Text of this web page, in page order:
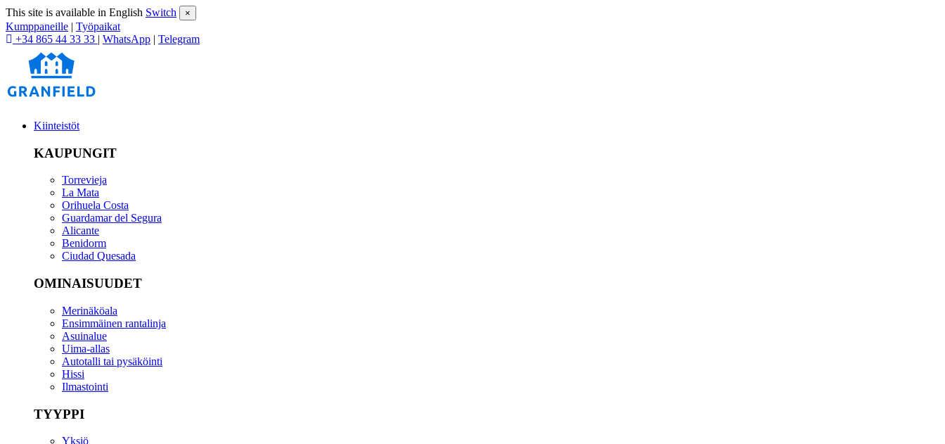
This site is available in English Switch ×
Kumppaneille | Työpaikat
+34 865 44 33 33 | WhatsApp | Telegram
Kiinteistöt
KAUPUNGIT
Torrevieja
La Mata
Orihuela Costa
Guardamar del Segura
Alicante
Benidorm
Ciudad Quesada
OMINAISUUDET
Merinäköala
Ensimmäinen rantalinja
Asuinalue
Uima-allas
Autotalli tai pysäköinti
Hissi
Ilmastointi
TYYPPI
Yksiö